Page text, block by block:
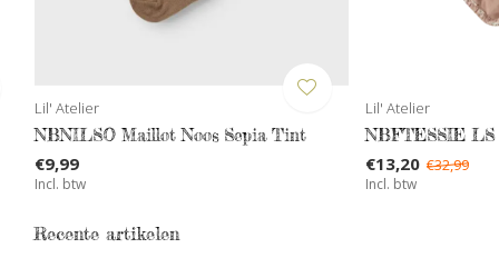
Lil' Atelier
NBNILSO Maillot Noos Sepia Tint
€9,99
Incl. btw
Lil' Atelier
NBFTESSIE LS
€13,20 €32,99
Incl. btw
Recente artikelen